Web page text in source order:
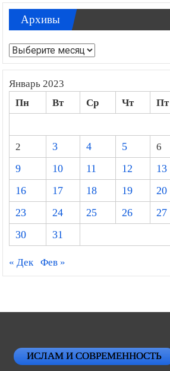
Архивы
Архивы
Январь 2023
Пн Вт Ср Чт Пт
2
3 4 5 6
9
10 11 12 13
16
17 18 19 20
23
24 25 26 27
30
31
« Дек Фев »
ИСЛАМ И СОВРЕМЕННОСТЬ